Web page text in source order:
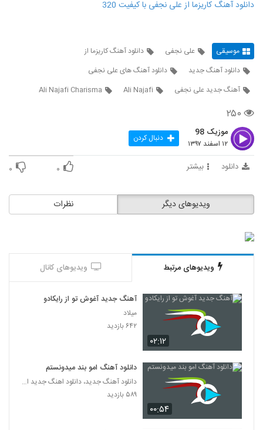
دانلود آهنگ کاریزما از علی نجفی با کیفیت 320
موسیقی علی نجفی
دانلود آهنگ کاریزما از
دانلود آهنگ جدید
دانلود آهنگ های علی نجفی
آهنگ جدید علی نجفی
Ali Najafi
Ali Najafi Charisma
۲۵۰
موزیک 98
۱۲ اسفند ۱۳۹۷ دنبال کردن
دانلود بیشتر ۰ ۰
نظرات ویدیوهای دیگر
ویدیوهای مرتبط ویدیوهای کانال
۰۲:۱۲
آهنگ جدید آغوش تو از رایکادو
میلاد
۶۴۲ بازدید
۰۰:۵۴
دانلود آهنگ امو بند میدونستم
دانلود آهنگ جدید، دانلود اهنگ جدید ایرانی
۵۸۹ بازدید